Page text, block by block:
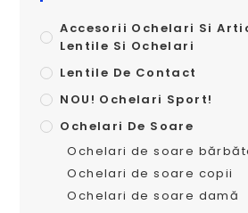
Accesorii Ochelari Si
Lentile Si Ochelari
Lentile De Contact
NOU! Ochelari Sport!
Ochelari De Soare
Ochelari de soare
Ochelari de soare copii
Ochelari de soare damă